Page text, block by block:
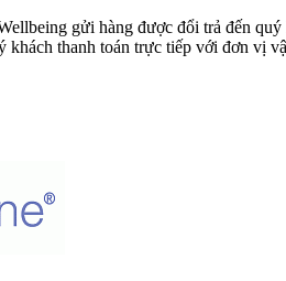
gửi hàng được đổi trả đến
khách thanh toán trực tiếp với đơn vị